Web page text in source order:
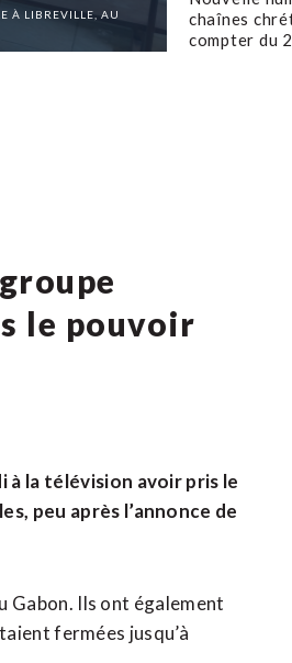
À LIBREVILLE, AU
chaînes
compter du
le pouvoir
à la télévision avoir pris le
peu après l’annonce de
Ils ont également
fermées jusqu’à